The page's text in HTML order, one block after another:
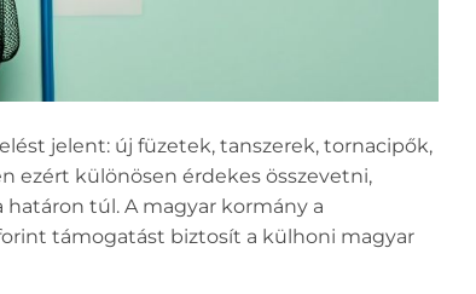
jelent: új füzetek, tanszerek, tornacipők,
ezért különösen érdekes összevetni,
túl. A magyar kormány a
támogatást biztosít a külhoni magyar